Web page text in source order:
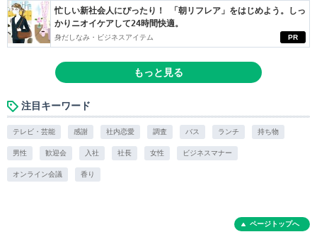
PR
忙しい新社会人にぴったり！ 「朝リフレア」をはじめよう。しっ
かりニオイケアして24時間快適。
身だしなみ・ビジネスアイテム
もっと見る
注目キーワード
テレビ・芸能 感謝 社内恋愛 調査 バス ランチ 持ち物
男性 歓迎会 入社 社長 女性 ビジネスマナー
オンライン会議 香り
ページトップへ